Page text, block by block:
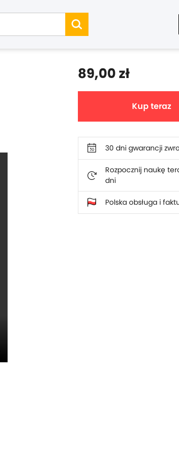
89,00 zł
Kup teraz
30 dni gwarancji
Rozpocznij naukę
dni
Polska obsługa i